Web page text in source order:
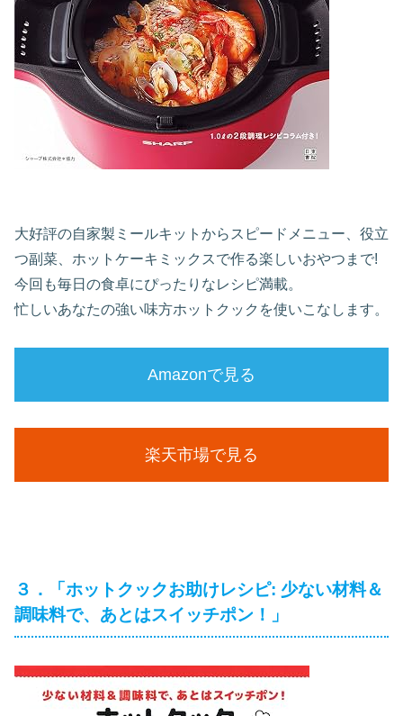
大好評の自家製ミールキットからスピードメニュー、役立
つ副菜、ホットケーキミックスで作る楽しいおやつまで!
今回も毎日の食卓にぴったりなレシピ満載。
忙しいあなたの強い味方ホットクックを使いこなします。
Amazonで見る
楽天市場で見る
３．「ホットクックお助けレシピ: 少ない材料＆
調味料で、あとはスイッチポン！」